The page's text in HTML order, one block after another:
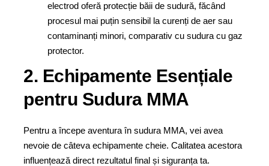
electrod oferă protecție băii de sudură, făcând
procesul mai puțin sensibil la curenți de aer sau
contaminanți minori, comparativ cu sudura cu gaz
protector.
2. Echipamente Esențiale
pentru Sudura MMA
Pentru a începe aventura în sudura MMA, vei avea
nevoie de câteva echipamente cheie. Calitatea acestora
influențează direct rezultatul final și siguranța ta.